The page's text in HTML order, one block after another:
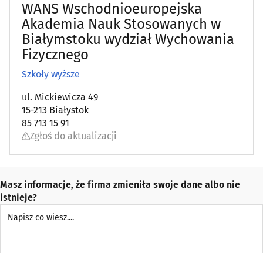
WANS Wschodnioeuropejska
Akademia Nauk Stosowanych w
Białymstoku wydział Wychowania
Fizycznego
Szkoły wyższe
ul. Mickiewicza 49
15-213 Białystok
85 713 15 91
Zgłoś do aktualizacji
Masz informacje, że firma zmieniła swoje dane albo nie
istnieje?